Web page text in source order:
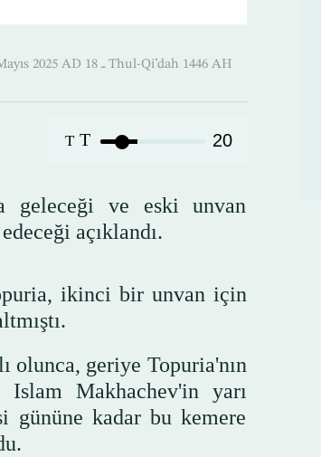
00:27-15 Mayıs 2025 AD ـ 18 Thul-Qi’dah 1446 AH
T T 20
geleceği ve eski unvan
açıklandı.
ikinci bir unvan için
olunca, geriye Topuria'nın
Makhachev'in yarı
gününe kadar bu kemere